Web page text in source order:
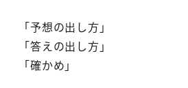
「予想の出し方」
「答えの出し方」
「確かめ」